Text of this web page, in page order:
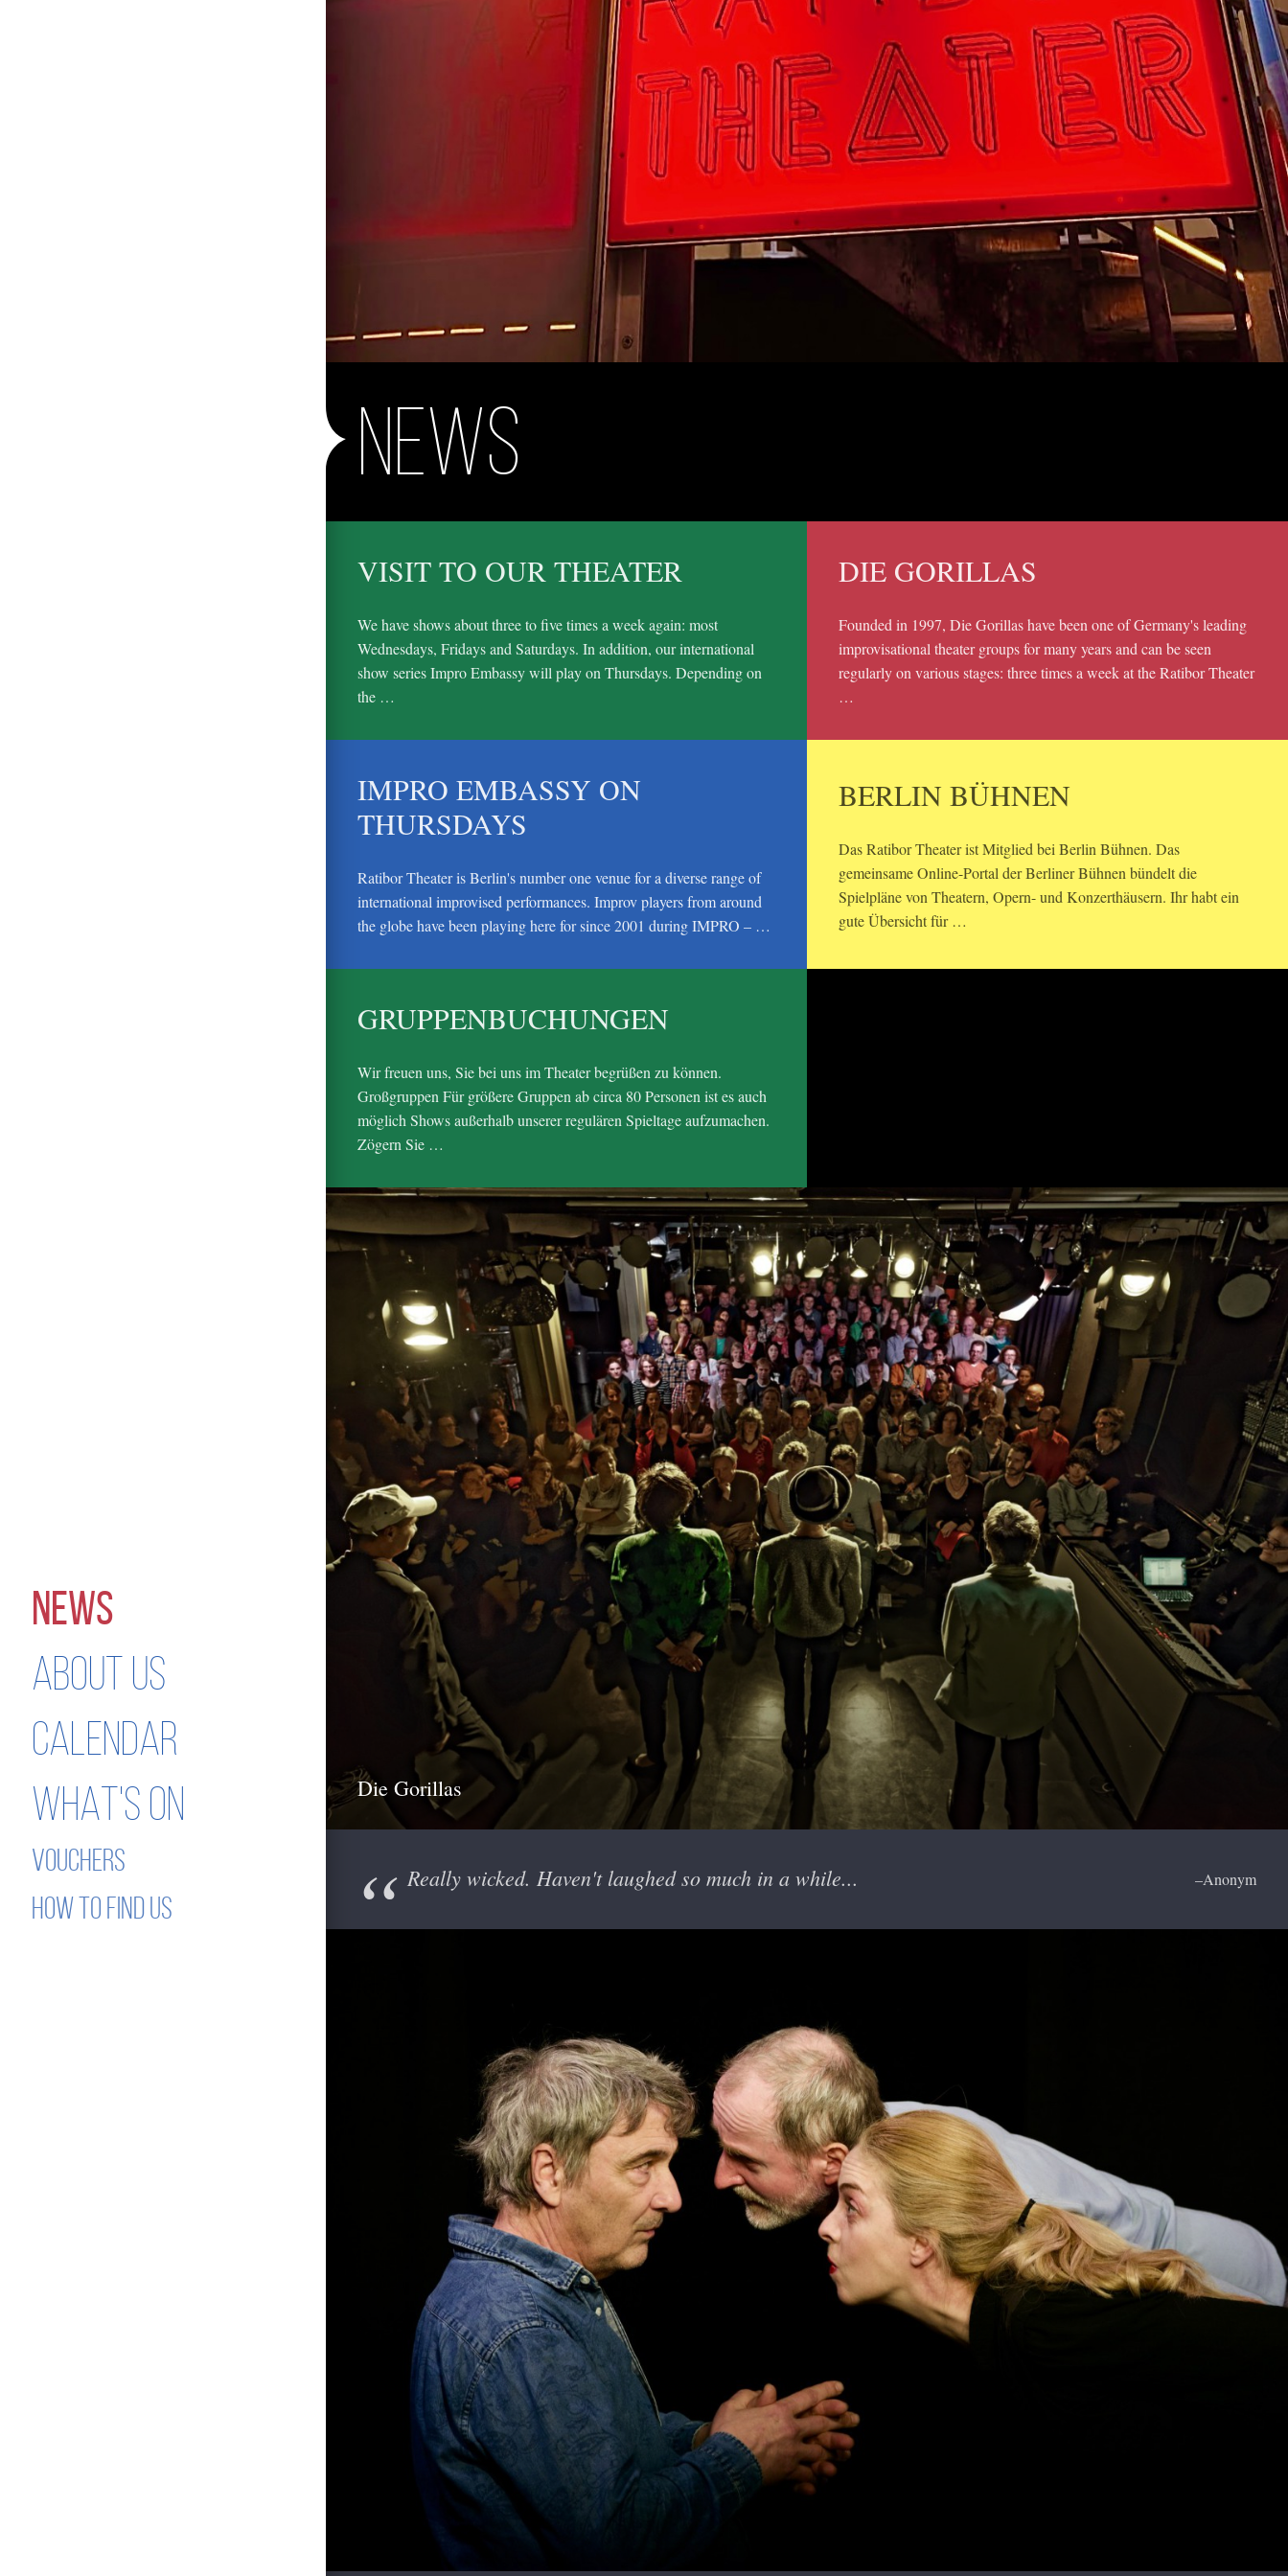
NEWS
ABOUT US
CALENDAR
WHAT'S ON
VOUCHERS
HOW TO FIND US
News
VISIT TO OUR THEATER
We have shows about three to five times a week again: most
Wednesdays, Fridays and Saturdays. In addition, our international
show series Impro Embassy will play on Thursdays. Depending on
the …
DIE GORILLAS
Founded in 1997, Die Gorillas have been one of Germany's leading
improvisational theater groups for many years and can be seen
regularly on various stages: three times a week at the Ratibor Theater
…
IMPRO EMBASSY ON
THURSDAYS
Ratibor Theater is Berlin's number one venue for a diverse range of
international improvised performances. Improv players from around
the globe have been playing here for since 2001 during IMPRO – …
BERLIN BÜHNEN
Das Ratibor Theater ist Mitglied bei Berlin Bühnen. Das
gemeinsame Online-Portal der Berliner Bühnen bündelt die
Spielpläne von Theatern, Opern- und Konzerthäusern. Ihr habt ein
gute Übersicht für …
GRUPPENBUCHUNGEN
Wir freuen uns, Sie bei uns im Theater begrüßen zu können.
Großgruppen Für größere Gruppen ab circa 80 Personen ist es auch
möglich Shows außerhalb unserer regulären Spieltage aufzumachen.
Zögern Sie …
Die Gorillas
Really wicked. Haven't laughed so much in a while... Anonym